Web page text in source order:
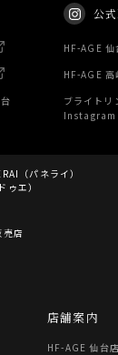
公
HF-AGE
HF-AGE
ブライトリ
Instagram
（パネライ）
エ）
店
店舗案内
HF-AGE 仙台店